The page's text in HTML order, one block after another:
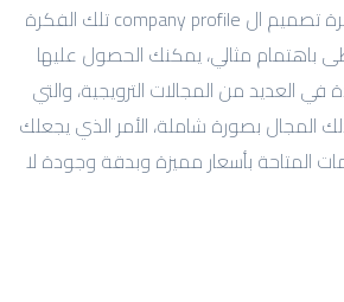
خلاصة القول حول فكرة تصميم ال company profile تلك الفكرة
باهتمام مثالي، يمكنك الحصول عليها
في العديد من المجالات الترويجية، والتي
بصورة شاملة، الأمر الذي يجعلك
المتاحة بأسعار مميزة وبدقة وجودة لا